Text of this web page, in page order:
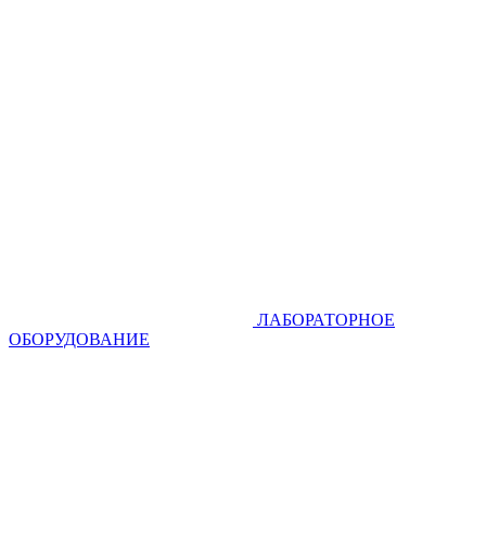
ЛАБОРАТОРНОЕ
ОБОРУДОВАНИЕ